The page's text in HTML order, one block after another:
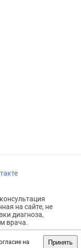
на
Принять
на сайте, не
диагноза,
врача.